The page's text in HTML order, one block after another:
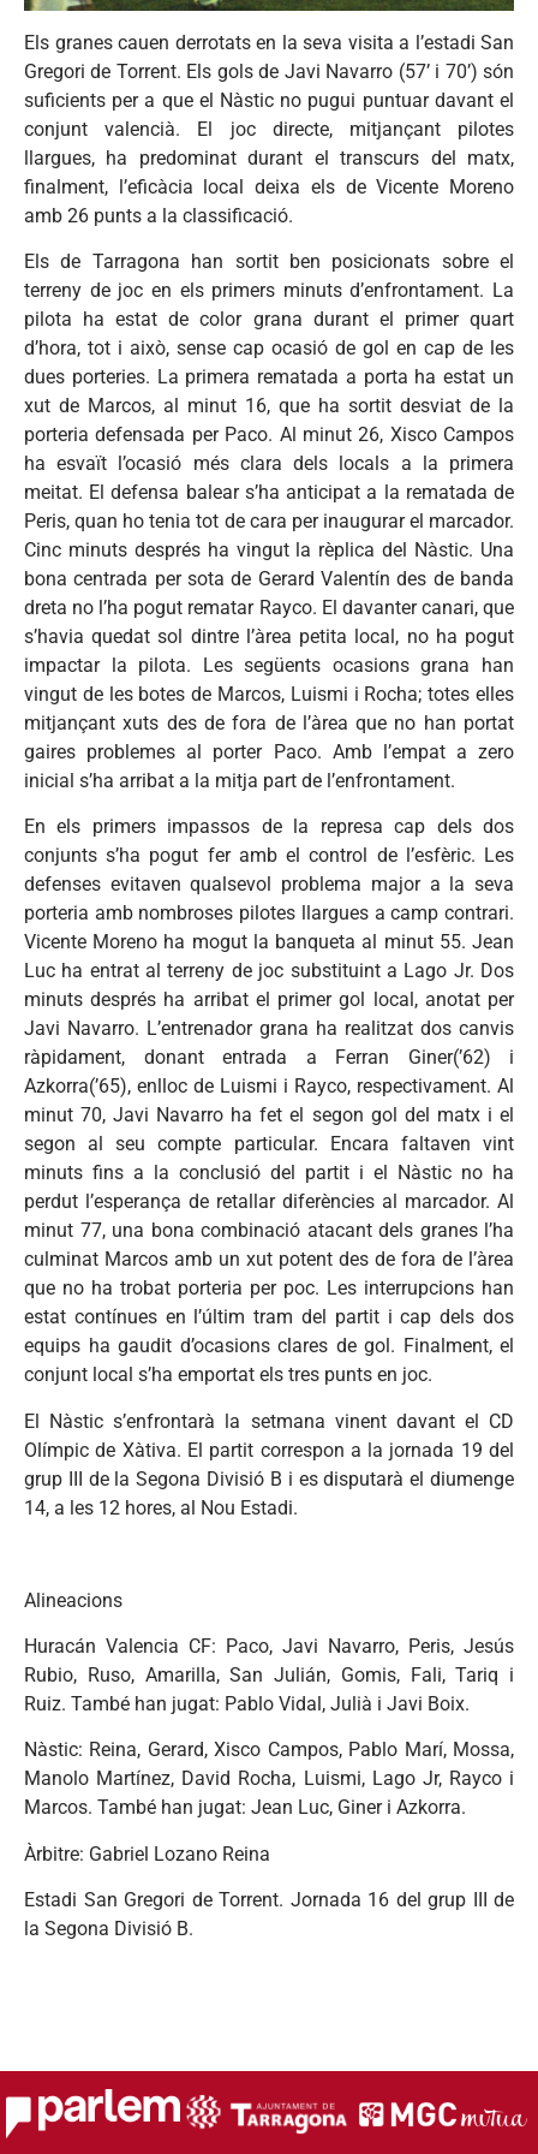
Els granes cauen derrotats en la seva visita a l’estadi San
Gregori de Torrent. Els gols de Javi Navarro (57’ i 70’) són
suficients per a que el Nàstic no pugui puntuar davant el
conjunt valencià. El joc directe, mitjançant pilotes
llargues, ha predominat durant el transcurs del matx,
finalment, l’eficàcia local deixa els de Vicente Moreno
amb 26 punts a la classificació.
Els de Tarragona han sortit ben posicionats sobre el
terreny de joc en els primers minuts d’enfrontament. La
pilota ha estat de color grana durant el primer quart
d’hora, tot i això, sense cap ocasió de gol en cap de les
dues porteries. La primera rematada a porta ha estat un
xut de Marcos, al minut 16, que ha sortit desviat de la
porteria defensada per Paco. Al minut 26, Xisco Campos
ha esvaït l’ocasió més clara dels locals a la primera
meitat. El defensa balear s’ha anticipat a la rematada de
Peris, quan ho tenia tot de cara per inaugurar el marcador.
Cinc minuts després ha vingut la rèplica del Nàstic. Una
bona centrada per sota de Gerard Valentín des de banda
dreta no l’ha pogut rematar Rayco. El davanter canari, que
s’havia quedat sol dintre l’àrea petita local, no ha pogut
impactar la pilota. Les següents ocasions grana han
vingut de les botes de Marcos, Luismi i Rocha; totes elles
mitjançant xuts des de fora de l’àrea que no han portat
gaires problemes al porter Paco. Amb l’empat a zero
inicial s’ha arribat a la mitja part de l’enfrontament.
En els primers impassos de la represa cap dels dos
conjunts s’ha pogut fer amb el control de l’esfèric. Les
defenses evitaven qualsevol problema major a la seva
porteria amb nombroses pilotes llargues a camp contrari.
Vicente Moreno ha mogut la banqueta al minut 55. Jean
Luc ha entrat al terreny de joc substituint a Lago Jr. Dos
minuts després ha arribat el primer gol local, anotat per
Javi Navarro. L’entrenador grana ha realitzat dos canvis
ràpidament, donant entrada a Ferran Giner(’62) i
Azkorra(’65), enlloc de Luismi i Rayco, respectivament. Al
minut 70, Javi Navarro ha fet el segon gol del matx i el
segon al seu compte particular. Encara faltaven vint
minuts fins a la conclusió del partit i el Nàstic no ha
perdut l’esperança de retallar diferències al marcador. Al
minut 77, una bona combinació atacant dels granes l’ha
culminat Marcos amb un xut potent des de fora de l’àrea
que no ha trobat porteria per poc. Les interrupcions han
estat contínues en l’últim tram del partit i cap dels dos
equips ha gaudit d’ocasions clares de gol. Finalment, el
conjunt local s’ha emportat els tres punts en joc.
El Nàstic s’enfrontarà la setmana vinent davant el CD
Olímpic de Xàtiva. El partit correspon a la jornada 19 del
grup III de la Segona Divisió B i es disputarà el diumenge
14, a les 12 hores, al Nou Estadi.
Alineacions
Huracán Valencia CF: Paco, Javi Navarro, Peris, Jesús
Rubio, Ruso, Amarilla, San Julián, Gomis, Fali, Tariq i
Ruiz. També han jugat: Pablo Vidal, Julià i Javi Boix.
Nàstic: Reina, Gerard, Xisco Campos, Pablo Marí, Mossa,
Manolo Martínez, David Rocha, Luismi, Lago Jr, Rayco i
Marcos. També han jugat: Jean Luc, Giner i Azkorra.
Àrbitre: Gabriel Lozano Reina
Estadi San Gregori de Torrent. Jornada 16 del grup III de
la Segona Divisió B.